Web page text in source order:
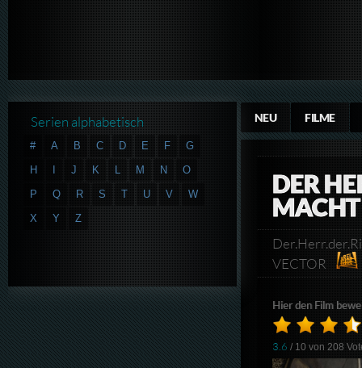
NEU FILME
DER
VECTOR
Hier den Film
3.6 / 10 von208
Serien alphabetisch
# A B C D E F
G
H
I J K L M N
O
P
Q R S T U V
W
X
Y Z